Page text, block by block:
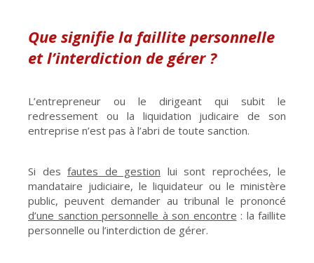
Que signifie la faillite personnelle
et l’interdiction de gérer ?
L’entrepreneur ou le dirigeant qui subit le
redressement ou la liquidation judicaire de son
entreprise n’est pas à l’abri de toute sanction.
Si des fautes de gestion lui sont reprochées, le
mandataire judiciaire, le liquidateur ou le ministère
public, peuvent demander au tribunal le prononcé
d’une sanction personnelle à son encontre : la faillite
personnelle ou l’interdiction de gérer.